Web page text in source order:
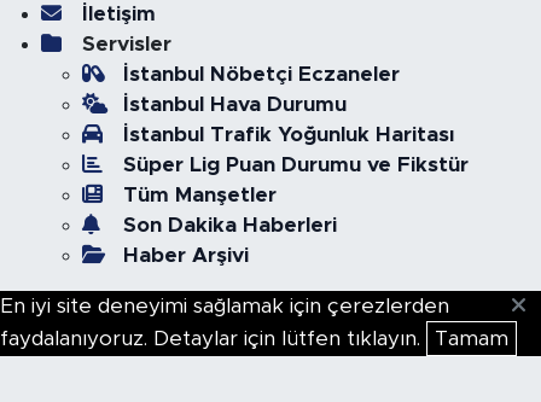
İletişim
Servisler
İstanbul Nöbetçi Eczaneler
İstanbul Hava Durumu
İstanbul Trafik Yoğunluk Haritası
Süper Lig Puan Durumu ve Fikstür
Tüm Manşetler
Son Dakika Haberleri
Haber Arşivi
En iyi site deneyimi sağlamak için çerezlerden
faydalanıyoruz. Detaylar için lütfen tıklayın.
Tamam